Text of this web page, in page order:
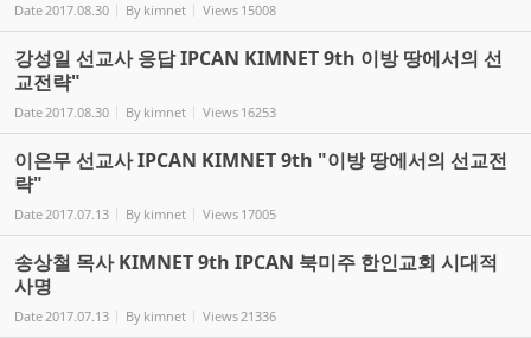
Date2017.08.30 By kimnet Views 15008
강성일 선교사 응답 IPCAN KIMNET 9th 이방 땅에서의 선
교전략"
Date2017.08.30 By kimnet Views 16253
이은무 선교사 IPCAN KIMNET 9th "이방 땅에서의 선교전
략"
Date2017.07.13 By kimnet Views 17005
송상철 목사 KIMNET 9th IPCAN 북미주 한인교회 시대적
사명
Date2017.07.13 By kimnet Views21336